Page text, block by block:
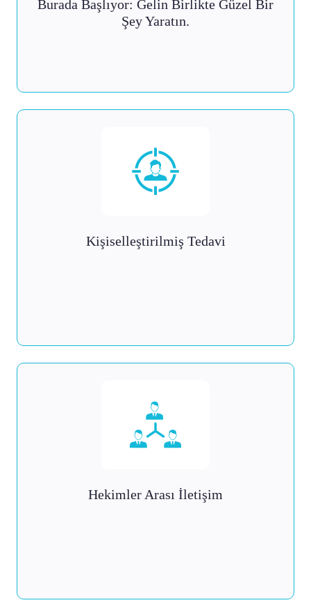
Burada Başlıyor: Gelin Birlikte Güzel Bir
Şey Yaratın.
Kişiselleştirilmiş Tedavi
Hekimler Arası İletişim